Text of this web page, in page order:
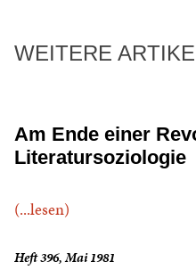
WEITERE
Am Ende einer
Literatursoziologie
(...lesen)
Heft 396, Mai 1981